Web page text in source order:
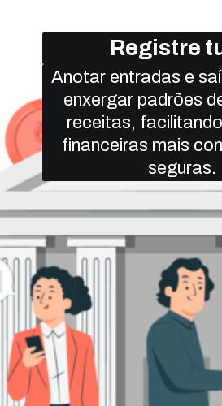
Registre
Anotar entradas e
enxergar padrões
receitas,
financeiras mais
seguras.